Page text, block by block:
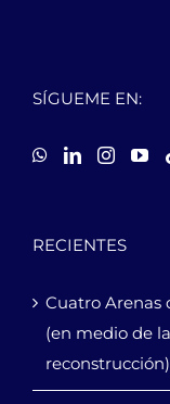
SÍGUEME EN:
RECIENTES
Cuatro Arenas
(en medio de
reconstrucción)